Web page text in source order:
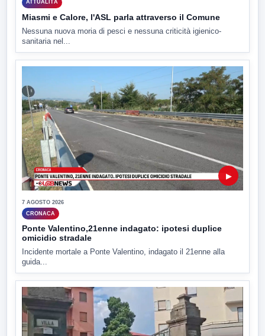
ATTUALITÀ
Miasmi e Calore, l'ASL parla attraverso il Comune
Nessuna nuova moria di pesci e nessuna criticità igienico-
sanitaria nel...
▶
7 AGOSTO 2026
CRONACA
Ponte Valentino,21enne indagato: ipotesi duplice
omicidio stradale
Incidente mortale a Ponte Valentino, indagato il 21enne alla
guida...